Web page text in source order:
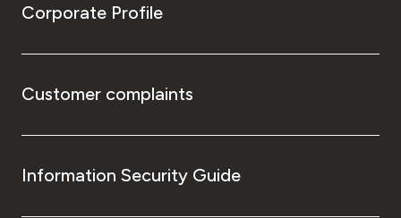
Corporate Profile
Customer complaints
Information Security Guide